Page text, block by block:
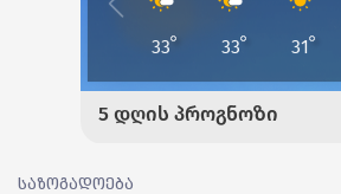
საზოგადოება